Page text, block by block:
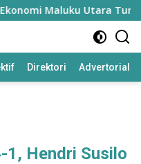
Maluku Utara Tumbuh
Direktori Advertorial
1, Hendri Susilo